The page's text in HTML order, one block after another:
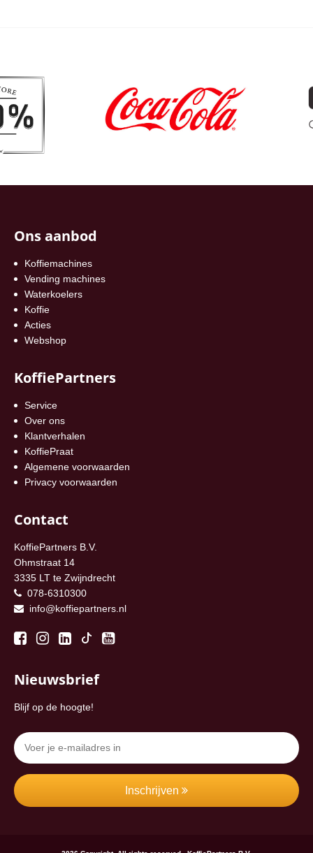
Ons aanbod
Koffiemachines
Vending machines
Waterkoelers
Koffie
Acties
Webshop
KoffiePartners
Service
Over ons
Klantverhalen
KoffiePraat
Algemene voorwaarden
Privacy voorwaarden
Contact
KoffiePartners B.V.
Ohmstraat 14
3335 LT te Zwijndrecht
078-6310300
info@koffiepartners.nl
Nieuwsbrief
Blijf op de hoogte!
Inschrijven